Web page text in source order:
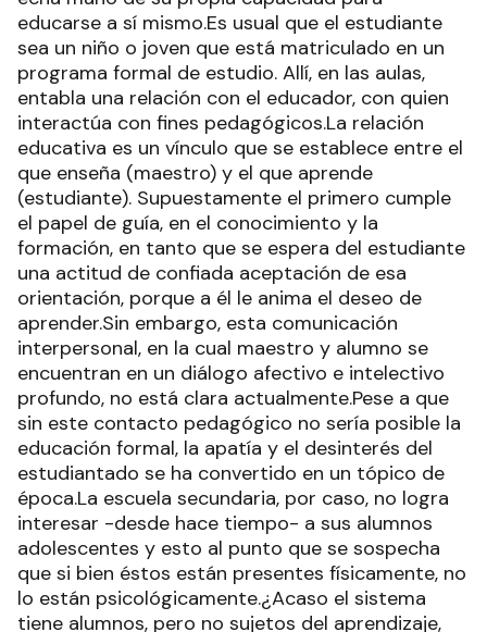
educarse a sí mismo.Es usual que el estudiante
sea un niño o joven que está matriculado en un
programa formal de estudio. Allí, en las aulas,
entabla una relación con el educador, con quien
interactúa con fines pedagógicos.La relación
educativa es un vínculo que se establece entre el
que enseña (maestro) y el que aprende
(estudiante). Supuestamente el primero cumple
el papel de guía, en el conocimiento y la
formación, en tanto que se espera del estudiante
una actitud de confiada aceptación de esa
orientación, porque a él le anima el deseo de
aprender.Sin embargo, esta comunicación
interpersonal, en la cual maestro y alumno se
encuentran en un diálogo afectivo e intelectivo
profundo, no está clara actualmente.Pese a que
sin este contacto pedagógico no sería posible la
educación formal, la apatía y el desinterés del
estudiantado se ha convertido en un tópico de
época.La escuela secundaria, por caso, no logra
interesar -desde hace tiempo- a sus alumnos
adolescentes y esto al punto que se sospecha
que si bien éstos están presentes físicamente, no
lo están psicológicamente.¿Acaso el sistema
tiene alumnos, pero no sujetos del aprendizaje,